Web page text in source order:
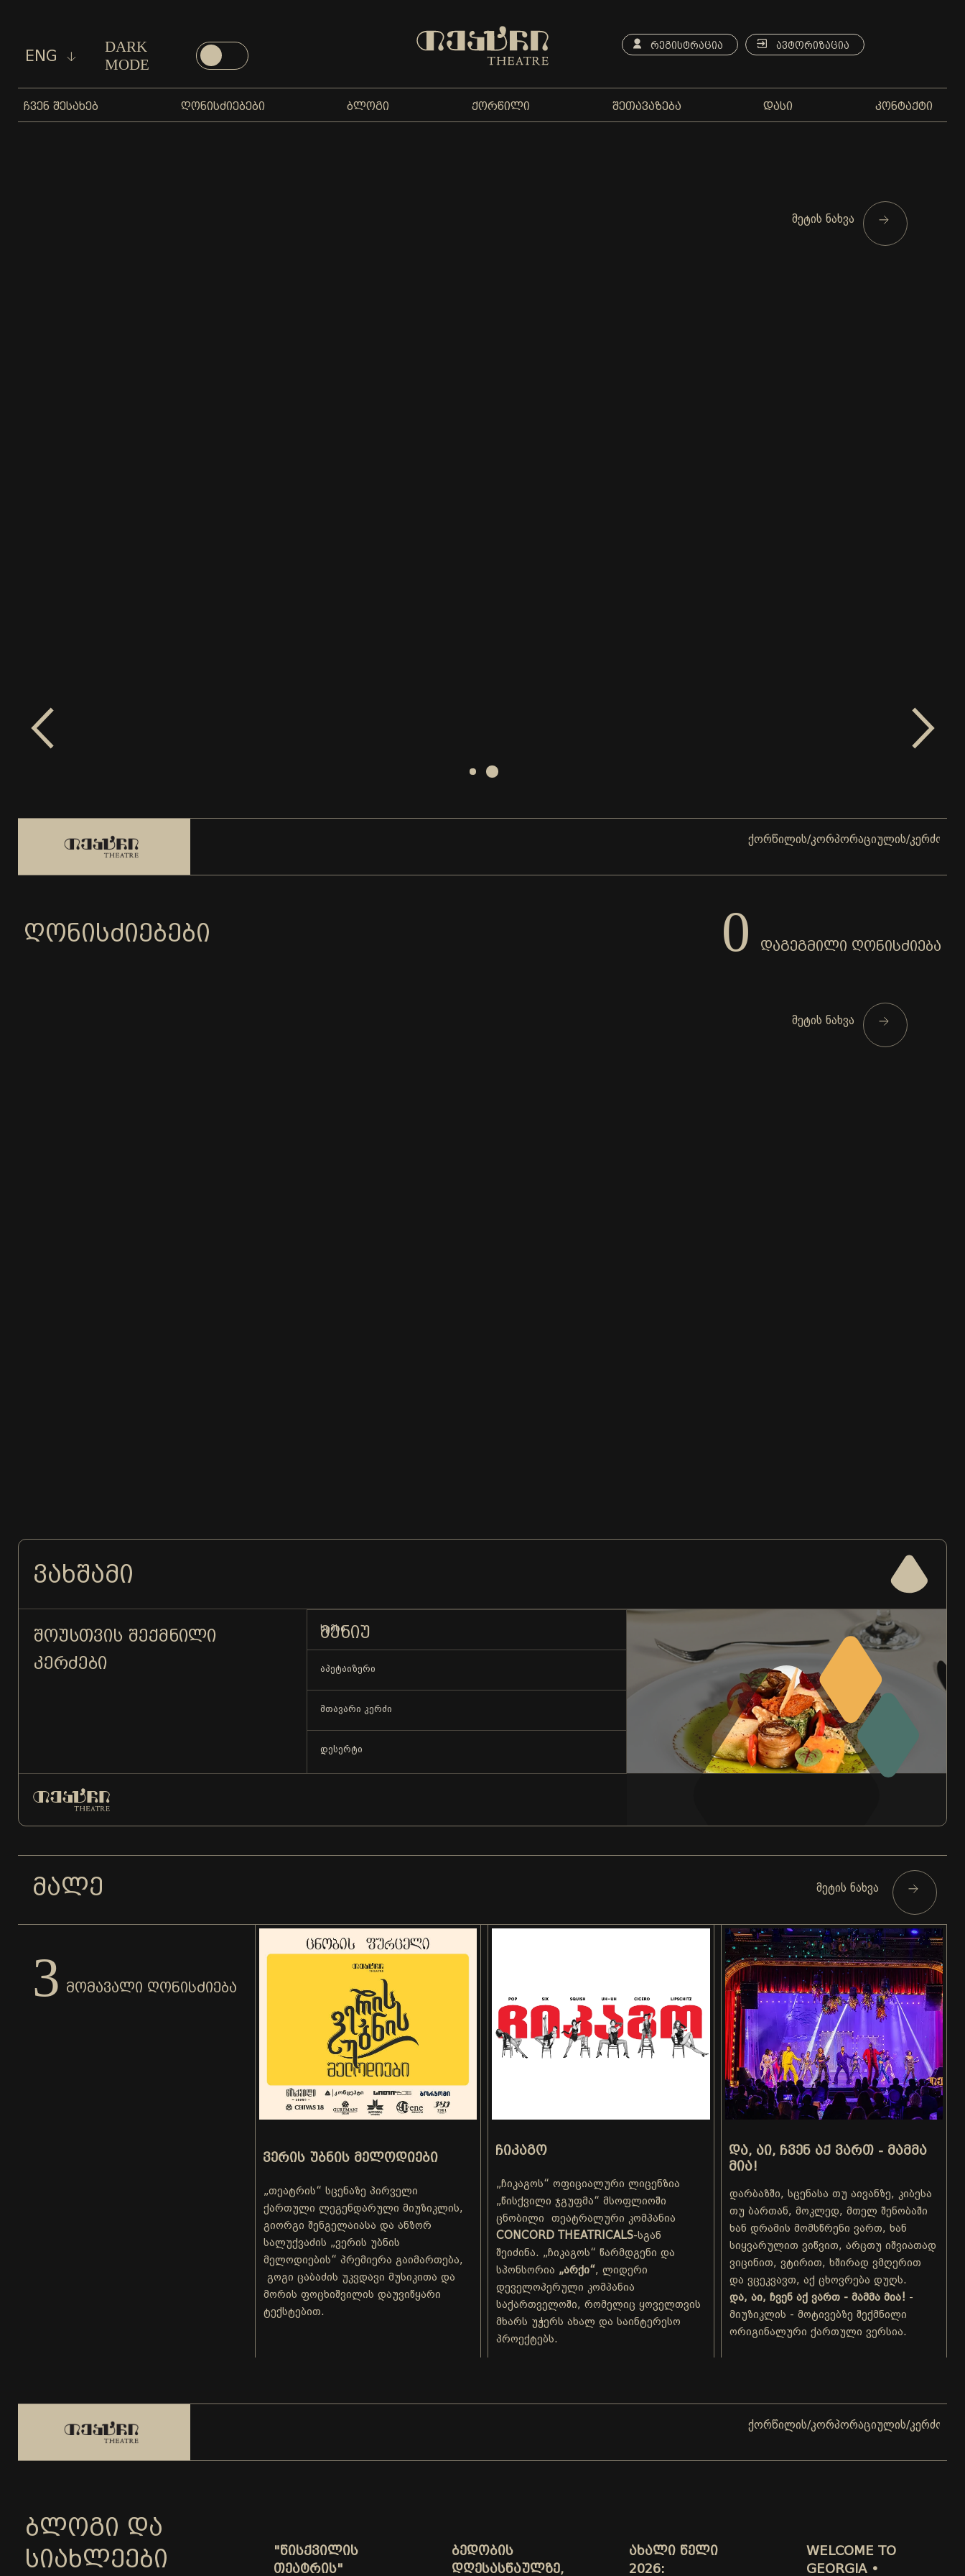
ENG
DARK
MODE
ᲠᲔᲒᲘᲡᲢᲠᲐᲪᲘᲐ ᲐᲕᲢᲝᲠᲘᲖᲐᲪᲘᲐ
ᲩᲕᲔᲜ ᲨᲔᲡᲐᲮᲔᲑ ᲦᲝᲜᲘᲡᲫᲘᲔᲑᲔᲑᲘ ᲑᲚᲝᲒᲘ ᲥᲝᲠᲬᲘᲚᲘ ᲨᲔᲗᲐᲕᲐᲖᲔᲑᲐ ᲓᲐᲡᲘ ᲙᲝᲜᲢᲐᲥᲢᲘ
მეტის ნახვა
ქორწილის/კორპორაციულის/კერძო
ᲦᲝᲜᲘᲡᲫᲘᲔᲑᲔᲑᲘ 0 ᲓᲐᲒᲔᲒᲛᲘᲚᲘ ᲦᲝᲜᲘᲡᲫᲘᲔᲑᲐ
მეტის ნახვა
ᲕᲐᲮᲨᲐᲛᲘ
ᲨᲝᲣᲡᲗᲕᲘᲡ ᲨᲔᲥᲛᲜᲘᲚᲘ
ᲙᲔᲠᲫᲔᲑᲘ
ᲛᲔᲜᲘᲣ
ხემსი
აპეტაიზერი
მთავარი კერძი
დესერტი
ᲛᲐᲚᲔ მეტის ნახვა
3 ᲛᲝᲛᲐᲕᲐᲚᲘ ᲦᲝᲜᲘᲡᲫᲘᲔᲑᲐ
ᲕᲔᲠᲘᲡ ᲣᲑᲜᲘᲡ ᲛᲔᲚᲝᲓᲘᲔᲑᲘ
„თეატრის“ სცენაზე პირველი
ქართული ლეგენდარული მიუზიკლის,
გიორგი შენგელაიასა და ანზორ
სალუქვაძის „ვერის უბნის
მელოდიების“ პრემიერა გაიმართება,
გოგი ცაბაძის უკვდავი მუსიკითა და
მორის ფოცხიშვილის დაუვიწყარი
ტექსტებით.
ᲩᲘᲙᲐᲒᲝ
„ჩიკაგოს“ ოფიციალური ლიცენზია
„წისქვილი ჯგუფმა“ მსოფლიოში
ცნობილი თეატრალური კომპანია
CONCORD THEATRICALS-სგან
შეიძინა. „ჩიკაგოს“ წარმდგენი და
სპონსორია „არქი“, ლიდერი
დეველოპერული კომპანია
საქართველოში, რომელიც ყოველთვის
მხარს უჭერს ახალ და საინტერესო
პროექტებს.
ᲓᲐ, ᲐᲘ, ᲩᲕᲔᲜ ᲐᲥ ᲕᲐᲠᲗ - ᲛᲐᲛᲛᲐ
ᲛᲘᲐ!
დარბაზში, სცენასა თუ აივანზე, კიბესა
თუ ბართან, მოკლედ, მთელ შენობაში
ხან დრამის მომსწრენი ვართ, ხან
სიყვარულით ვიწვით, არცთუ იშვიათად
ვიცინით, ვტირით, ხშირად ვმღერით
და ვცეკვავთ, აქ ცხოვრება დუღს.
და, აი, ჩვენ აქ ვართ - მამმა მია! -
მიუზიკლის - მოტივებზე შექმნილი
ორიგინალური ქართული ვერსია.
ქორწილის/კორპორაციულის/კერძო
ᲑᲚᲝᲒᲘ ᲓᲐ
ᲡᲘᲐᲮᲚᲔᲔᲑᲘ
"ᲬᲘᲡᲥᲕᲘᲚᲘᲡ
ᲗᲔᲐᲢᲠᲘᲡ"
ᲑᲔᲓᲝᲑᲘᲡ
ᲓᲦᲔᲡᲐᲡᲬᲐᲣᲚᲖᲔ,
ᲐᲮᲐᲚᲘ ᲬᲔᲚᲘ
2026:
WELCOME TO
GEORGIA •